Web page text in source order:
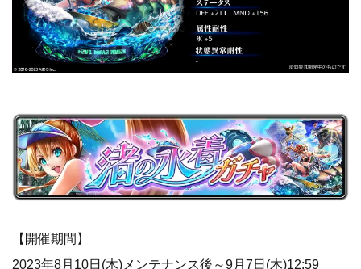
【開催期間】
2023年8月10日(木)メンテナンス後～9月7日(木)12:59